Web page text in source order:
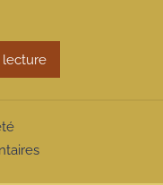
o
t
lecture